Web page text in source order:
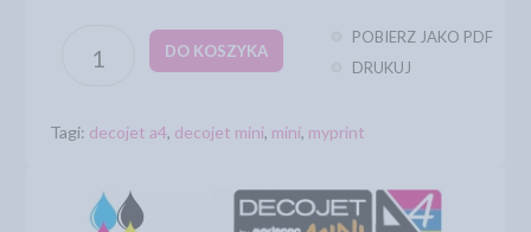
DO KOSZYKA
POBIERZ JAKO PDF
DRUKUJ
Tagi: decojet a4, decojet mini, mini, myprint